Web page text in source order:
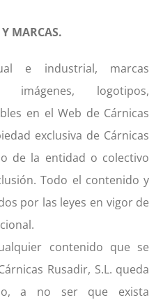
MARCAS.
e industrial, marcas
imágenes, logotipos,
en el Web de Cárnicas
exclusiva de Cárnicas
de la entidad o colectivo
Todo el contenido y
por las leyes en vigor de
contenido que se
Rusadir, S.L. queda
a no ser que exista